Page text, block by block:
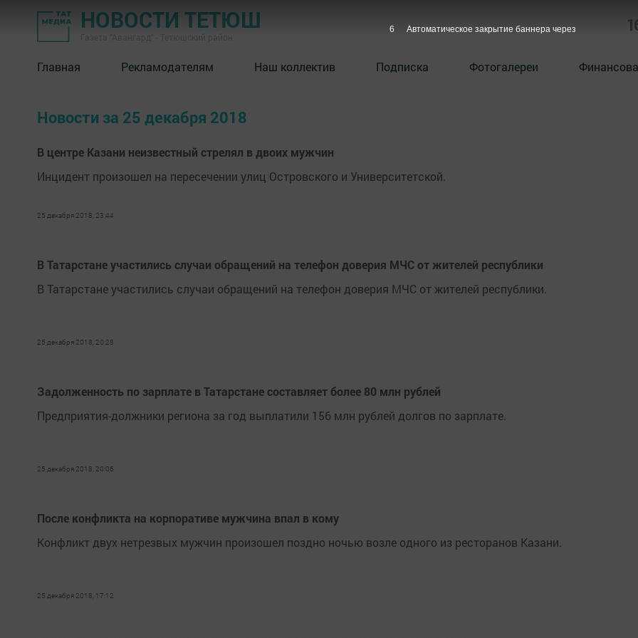
НОВОСТИ ТЕТЮШ
Главная Рекламодателям Наш коллектив Подписка Фотогалереи
Новости за 25 декабря 2018
В центре Казани неизвестный стрелял в двоих мужчин
Инцидент произошел на пересечении улиц Островского и Университетской.
25 декабря 2018, 23:44
В Татарстане участились случаи обращений на телефон доверия МЧС от жителей республики
В Татарстане участились случаи обращений на телефон доверия МЧС от жителей республики.
25 декабря 2018, 20:28
Задолженность по зарплате в Татарстане составляет более 80 млн рублей
Предприятия-должники региона за год выплатили 156 млн рублей долгов по зарплате.
25 декабря 2018, 20:06
После конфликта на корпоративе мужчина впал в кому
Конфликт двух нетрезвых мужчин произошел поздно ночью возле одного из ресторанов Казани.
25 декабря 2018, 17:12
5 Автоматическое закрытие баннера через